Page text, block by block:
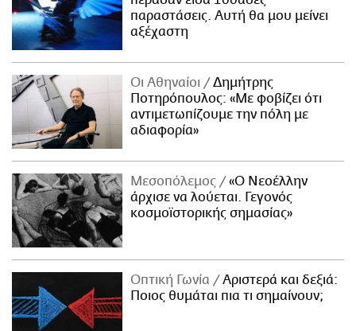
παραστάσεις. Αυτή θα μου μείνει
αξέχαστη
Οι Αθηναίοι
Δημήτρης
Ποτηρόπουλος: «Με φοβίζει ότι
αντιμετωπίζουμε την πόλη με
αδιαφορία»
Μεσοπόλεμος
«Ο Νεοέλλην
άρχισε να λούεται. Γεγονός
κοσμοϊστορικής σημασίας»
Οπτική Γωνία
Αριστερά και δεξιά:
Ποιος θυμάται πια τι σημαίνουν;